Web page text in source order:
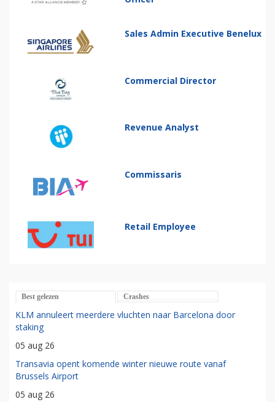
Sales Admin Executive Benelux
Commercial Director
Revenue Analyst
Commissaris
Retail Employee
Best gelezen Crashes
KLM annuleert meerdere vluchten naar Barcelona door
staking
05 aug 26
Transavia opent komende winter nieuwe route vanaf
Brussels Airport
05 aug 26